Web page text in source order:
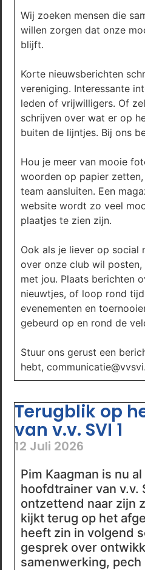
Wij zoeken mensen die
willen zorgen dat onze
blijft.
Korte nieuwsberichten
vereniging. Interessante
leden of vrijwilligers. Of
schrijven over wat er op
buiten de lijntjes. Bij ons
Hou je meer van mooie
woorden op papier
team aansluiten. Een
website wordt zo veel
plaatjes te zien zijn.
Ook als je liever op social
over onze club wil
met jou. Plaats berichten
nieuwtjes, of loop rond
evenementen en
gebeurd op en rond de
Stuur ons gerust een
hebt,
Terugblik op
van v.v. SVI 1
12 Juli 2026
Pim Kaagman is nu
hoofdtrainer van v.v.
ontzettend naar zijn
kijkt terug op het
heeft zin in volgend
gesprek over
samenwerking, pech